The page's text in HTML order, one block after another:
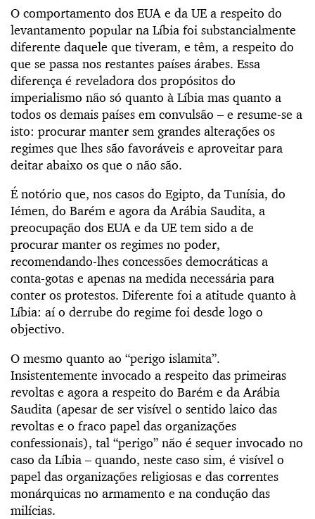
O comportamento dos EUA e da UE a respeito do
levantamento popular na Líbia foi substancialmente
diferente daquele que tiveram, e têm, a respeito do
que se passa nos restantes países árabes. Essa
diferença é reveladora dos propósitos do
imperialismo não só quanto à Líbia mas quanto a
todos os demais países em convulsão – e resume-se a
isto: procurar manter sem grandes alterações os
regimes que lhes são favoráveis e aproveitar para
deitar abaixo os que o não são.
É notório que, nos casos do Egipto, da Tunísia, do
Iémen, do Barém e agora da Arábia Saudita, a
preocupação dos EUA e da UE tem sido a de
procurar manter os regimes no poder,
recomendando-lhes concessões democráticas a
conta-gotas e apenas na medida necessária para
conter os protestos. Diferente foi a atitude quanto à
Líbia: aí o derrube do regime foi desde logo o
objectivo.
O mesmo quanto ao “perigo islamita”.
Insistentemente invocado a respeito das primeiras
revoltas e agora a respeito do Barém e da Arábia
Saudita (apesar de ser visível o sentido laico das
revoltas e o fraco papel das organizações
confessionais), tal “perigo” não é sequer invocado no
caso da Líbia – quando, neste caso sim, é visível o
papel das organizações religiosas e das correntes
monárquicas no armamento e na condução das
milícias.